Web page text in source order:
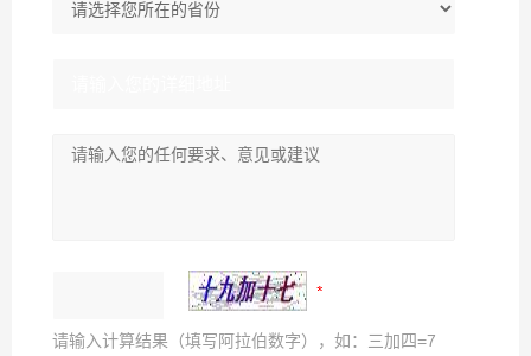
请输入计算结果（填写阿拉伯数字），如：三加四=7